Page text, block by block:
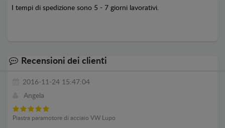
I tempi di spedizione sono 5 - 7 giorni lavorativi.
Recensioni dei clienti
2016-11-24 15:47:04
Angela
Piastra paramotore di acciaio VW Lupo